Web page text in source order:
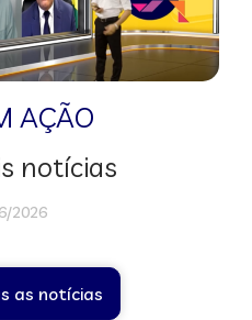
AÇÃO
notícias
2026
as notícias